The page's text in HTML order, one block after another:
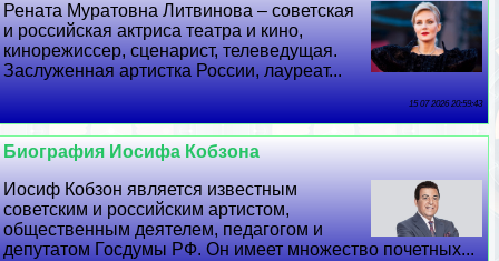
Рената Муратовна Литвинова – советская
и российская актриса театра и кино,
кинорежиссер, сценарист, телеведущая.
Заслуженная артистка России, лауреат...
15 07 2026 20:59:43
Биография Иосифа Кобзона
Иосиф Кобзон является известным
советским и российским артистом,
общественным деятелем, педагогом и
депутатом Госдумы РФ. Он имеет множество почетных...